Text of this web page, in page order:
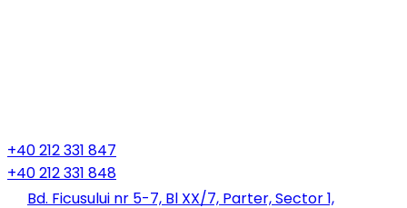
+40 212 331 847
+40 212 331 848
Bd. Ficusului nr 5-7, Bl XX/7, Parter, Sector 1,